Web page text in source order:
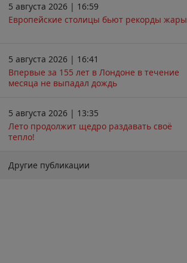
5 августа 2026 | 16:59
Европейские столицы бьют рекорды жары
5 августа 2026 | 16:41
Впервые за 155 лет в Лондоне в течение
месяца не выпадал дождь
5 августа 2026 | 13:35
Лето продолжит щедро раздавать своё
тепло!
Другие публикации